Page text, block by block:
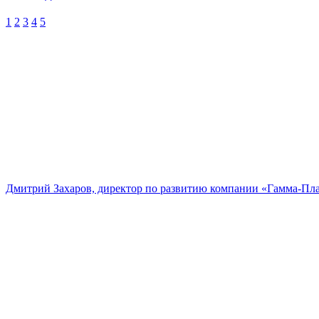
1 2 3 4 5
Дмитрий Захаров, директор по развитию компании «Гамма-